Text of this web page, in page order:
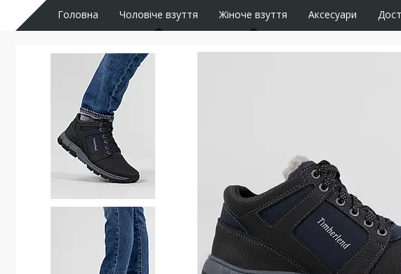
Головна Чоловіче взуття Жіноче взуття Аксесуари